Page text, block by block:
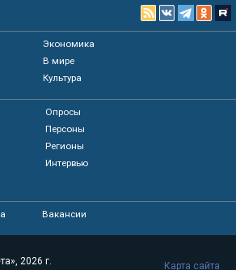
Экономика
В мире
Культура
Опросы
Персоны
Регионы
Интервью
Вакансии
2026 г.
Карта сайта